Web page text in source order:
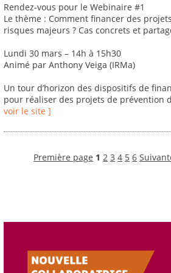
Rendez-vous pour le Webinaire #1
Le thème : Comment financer des
risques majeurs ? Cas concrets et
Lundi 30 mars – 14h à 15h30
Animé par Anthony Veiga (IRMa)
Un tour d’horizon des dispositifs de
pour réaliser des projets de prévention
voir le site ]
Première page 1 2 3 4 5 6